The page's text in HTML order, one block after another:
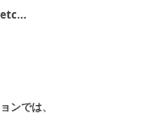
etc...
ンでは、